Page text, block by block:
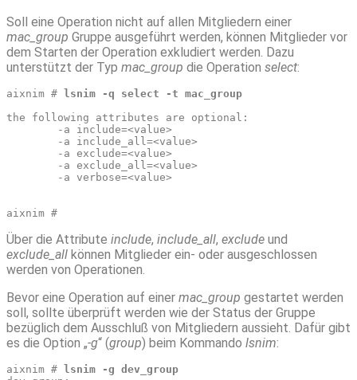
Soll eine Operation nicht auf allen Mitgliedern einer
mac_group Gruppe ausgeführt werden, können Mitglieder vor
dem Starten der Operation exkludiert werden. Dazu
unterstützt der Typ mac_group die Operation select:
aixnim #
lsnim -q select -t mac_group
the following attributes are optional:
-a include=<value>
-a include_all=<value>
-a exclude=<value>
-a exclude_all=<value>
-a verbose=<value>
aixnim #
Über die Attribute include, include_all, exclude und
exclude_all können Mitglieder ein- oder ausgeschlossen
werden von Operationen.
Bevor eine Operation auf einer mac_group gestartet werden
soll, sollte überprüft werden wie der Status der Gruppe
bezüglich dem Ausschluß von Mitgliedern aussieht. Dafür gibt
es die Option „-g“ (group) beim Kommando lsnim:
aixnim #
lsnim -g dev_group